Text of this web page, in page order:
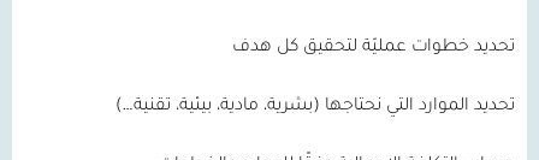
تحديد خطوات عمليّة لتحقيق كل هدف
تحديد الموارد التي نحتاجها (بشرية، مادية، بيئية، تقنية…)